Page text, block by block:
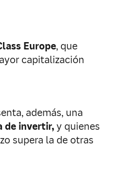
Europe, que
capitalización
además, una
de invertir,y quienes
supera la de otras